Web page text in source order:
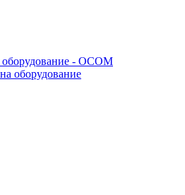
- OCOM
оборудование